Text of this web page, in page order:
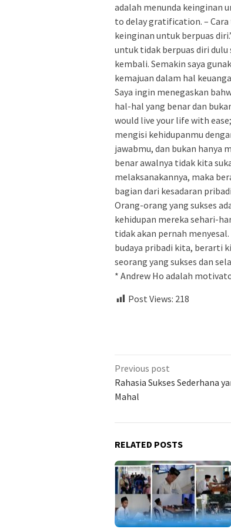
adalah menunda keinginan
to delay gratification. –
keinginan untuk berpuas
untuk tidak berpuas diri
kembali. Semakin saya
kemajuan dalam hal
Saya ingin menegaskan
hal-hal yang benar dan
would live your life with
mengisi kehidupanmu
jawabmu, dan bukan hanya
benar awalnya tidak kita
melaksanakannya, maka
bagian dari kesadaran
Orang-orang yang sukses
kehidupan mereka sehari-
tidak akan pernah
budaya pribadi kita, berarti
seorang yang sukses dan
* Andrew Ho adalah
Post Views: 218
Previous post
Rahasia Sukses Sederhana
Mahal
RELATED POSTS